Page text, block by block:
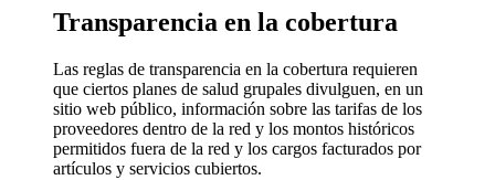
Transparencia en la cobertura
Las reglas de transparencia en la cobertura requieren
que ciertos planes de salud grupales divulguen, en un
sitio web público, información sobre las tarifas de los
proveedores dentro de la red y los montos históricos
permitidos fuera de la red y los cargos facturados por
artículos y servicios cubiertos.